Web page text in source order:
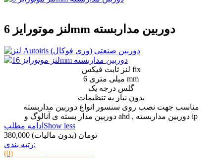
لنز موتورایز 6mm دوربین مداربسته
لنز ثابت فیکس fix
6 میلی متری mm
گلس درجه یک
بدون نیاز به تنظیمات
مناسب جهت نصب روی سنسور انواع دوربین مداربسته
دوربین مدار بسته ی آنالوگ و ahd , دوربین مداربسته ip
ادامه مطلب Show less
380,000 تومان (بدون مالیات)
رتبه بندی:
(0)